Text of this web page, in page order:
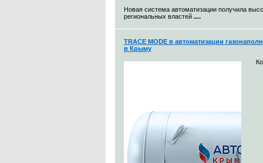
Новая система автоматизации получила
региональных властей ....
TRACE MODE в автоматизации
в Крыму